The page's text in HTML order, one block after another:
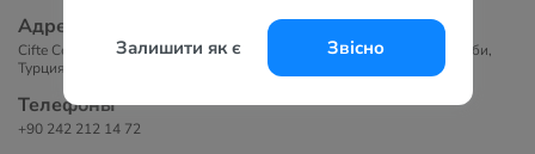
Залишити як є Звісно
Адрес
Cifte Cesmeler Mah Ataturk Cad Beldibi Kemer Antalya, 07400 Бельдиби,
Турция
Телефоны
+90 242 212 14 72